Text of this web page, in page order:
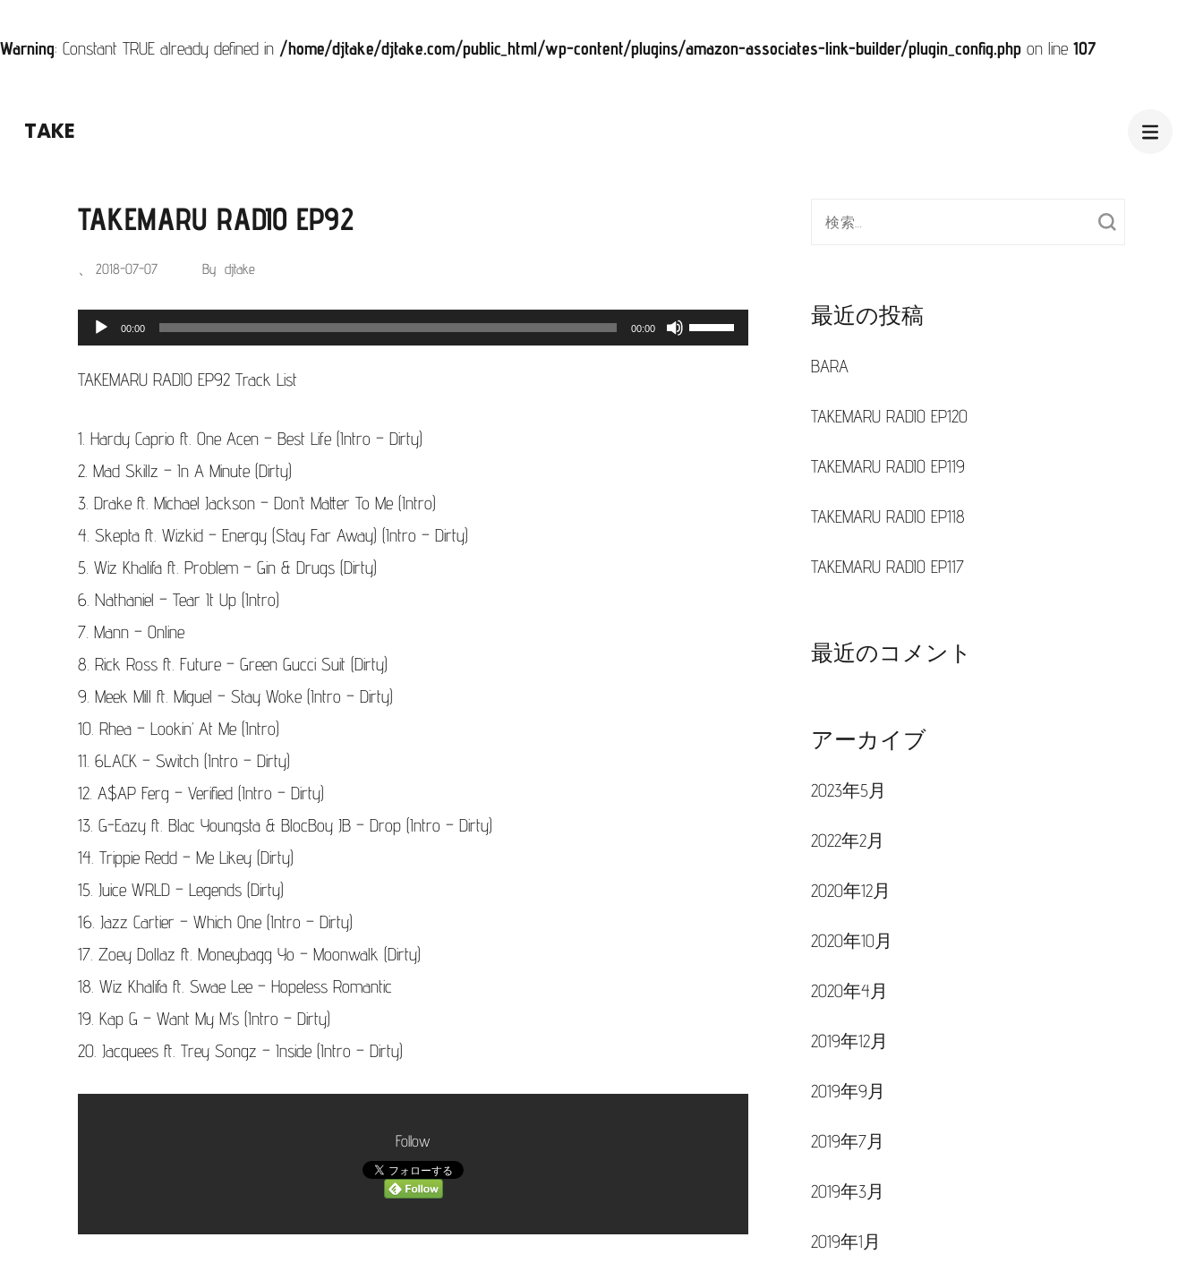
Warning: Constant TRUE already defined in /home/djtake/djtake.com/public_html/wp-content/plugins/amazon-associates-link-builder/plugin_config.php on line 107
TAKE
TAKEMARU RADIO EP92
、 2018-07-07 By djtake
プ
00:00 00:00
ボ
TAKEMARU RADIO EP92 Track List
1. Hardy Caprio ft. One Acen – Best Life (Intro – Dirty)
2. Mad Skillz – In A Minute (Dirty)
3. Drake ft. Michael Jackson – Don’t Matter To Me (Intro)
4. Skepta ft. Wizkid – Energy (Stay Far Away) (Intro – Dirty)
5. Wiz Khalifa ft. Problem – Gin & Drugs (Dirty)
6. Nathaniel – Tear It Up (Intro)
7. Mann – Online
8. Rick Ross ft. Future – Green Gucci Suit (Dirty)
9. Meek Mill ft. Miguel – Stay Woke (Intro – Dirty)
10. Rhea – Lookin’ At Me (Intro)
11. 6LACK – Switch (Intro – Dirty)
12. A$AP Ferg – Verified (Intro – Dirty)
13. G-Eazy ft. Blac Youngsta & BlocBoy JB – Drop (Intro – Dirty)
14. Trippie Redd – Me Likey (Dirty)
15. Juice WRLD – Legends (Dirty)
16. Jazz Cartier – Which One (Intro – Dirty)
17. Zoey Dollaz ft. Moneybagg Yo – Moonwalk (Dirty)
18. Wiz Khalifa ft. Swae Lee – Hopeless Romantic
19. Kap G – Want My M’s (Intro – Dirty)
20. Jacquees ft. Trey Songz – Inside (Intro – Dirty)
Follow
検
象:
最近の投稿
BARA
TAKEMARU RADIO EP120
TAKEMARU RADIO EP119
TAKEMARU RADIO EP118
TAKEMARU RADIO EP117
最近のコメント
アーカイブ
2023年5月
2022年2月
2020年12月
2020年10月
2020年4月
2019年12月
2019年9月
2019年7月
2019年3月
2019年1月